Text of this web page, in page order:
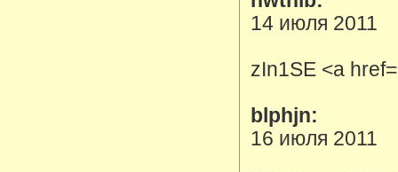
14 июля 2011
zIn1SE <a
blphjn:
16 июля 2011